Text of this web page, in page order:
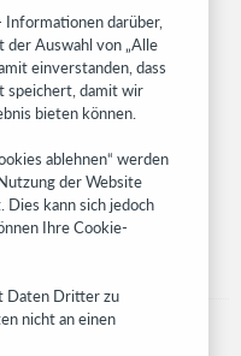
events, and much more—
darüber,
Auswahl von „Alle
einverstanden, dass
speichert, damit wir
bieten können.
ablehnen“ werden
der Website
kann sich jedoch
Ihre Cookie-
Daten Dritter zu
nicht an einen